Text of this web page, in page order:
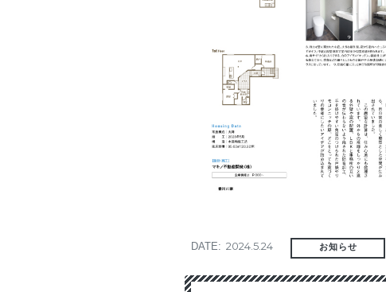
DATE: 2024.5.24 お知らせ